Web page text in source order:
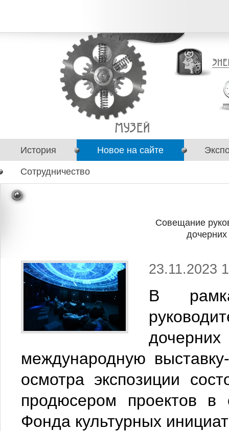
История Новое на сайте
Сотрудничество
Совещание
23.11.2023
В
международную
осмотра экспозиции
продюсером проектов в
Фонда культурных